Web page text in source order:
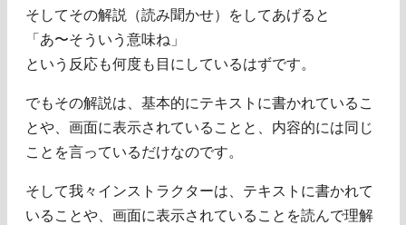
そしてその解説（読み聞かせ）をしてあげると
「あ〜そういう意味ね」
という反応も何度も目にしているはずです。
でもその解説は、基本的にテキストに書かれているこ
とや、画面に表示されていることと、内容的には同じ
ことを言っているだけなのです。
そして我々インストラクターは、テキストに書かれて
いることや、画面に表示されていることを読んで理解